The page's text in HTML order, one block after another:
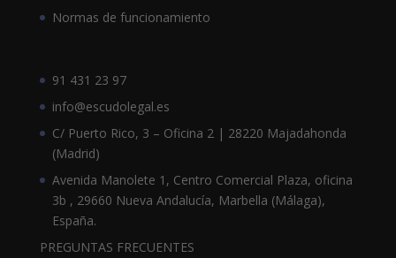
Normas de funcionamiento
91 431 23 97
info@escudolegal.es
C/ Puerto Rico, 3 – Oficina 2 | 28220 Majadahonda
(Madrid)
Avenida Manolete 1, Centro Comercial Plaza, oficina
3b , 29660 Nueva Andalucía, Marbella (Málaga),
España.
PREGUNTAS FRECUENTES